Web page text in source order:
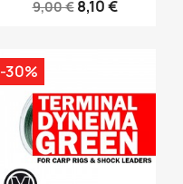
9,00 € 8,10 €
-30%